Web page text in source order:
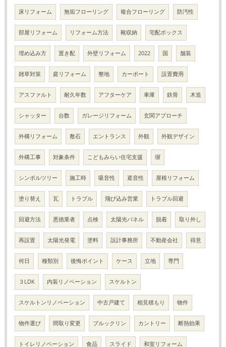
床リフォーム 無垢フローリング 複合フローリング 防汚性
部屋リフォーム リフォーム方法 靴収納 宅配ボックス
埋め込み方 置き配 外壁リフォーム 2022 国 舗装
雑草対策 庭リフォーム 整地 カーポート 設置費用
アスファルト 耐久年数 アフターケア 車庫 鉄骨 木造
シャッター 台数 ガレージリフォーム 玄関アプローチ
外構リフォーム 敷石 エントランス 外観 外観デザイン
外構工事 対象条件 こどもみらい住宅支援 塀
シンボルツリー 施工時 吸音性 遮音性 屋根リフォーム
塗り替え 瓦 トラブル 飛び込み営業 トラブル回避
回避方法 悪徳業者 点検 太陽光パネル 脱着 取り外し
再設置 太陽光発電 塗料 設計事務所 不動産会社 得意
何日 種類別 後悔ポイント ケース 立地 専門
３LDK 内装リノベーション スケルトン
スケルトンリノベーション 中古戸建て 相見積もり 物件
物件選び 間取り変更 ブルックリン カントリー 断熱効果
トイレリノベーション 食品 スライド 和室リフォーム